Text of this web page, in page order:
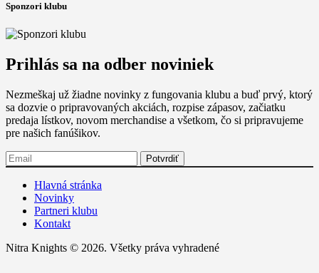
Sponzori klubu
Prihlás sa na odber noviniek
Nezmeškaj už žiadne novinky z fungovania klubu a buď prvý, ktorý
sa dozvie o pripravovaných akciách, rozpise zápasov, začiatku
predaja lístkov, novom merchandise a všetkom, čo si pripravujeme
pre našich fanúšikov.
Hlavná stránka
Novinky
Partneri klubu
Kontakt
Nitra Knights © 2026. Všetky práva vyhradené